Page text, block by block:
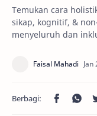
Temukan cara
sikap, kognitif, &
menyeluruh dan